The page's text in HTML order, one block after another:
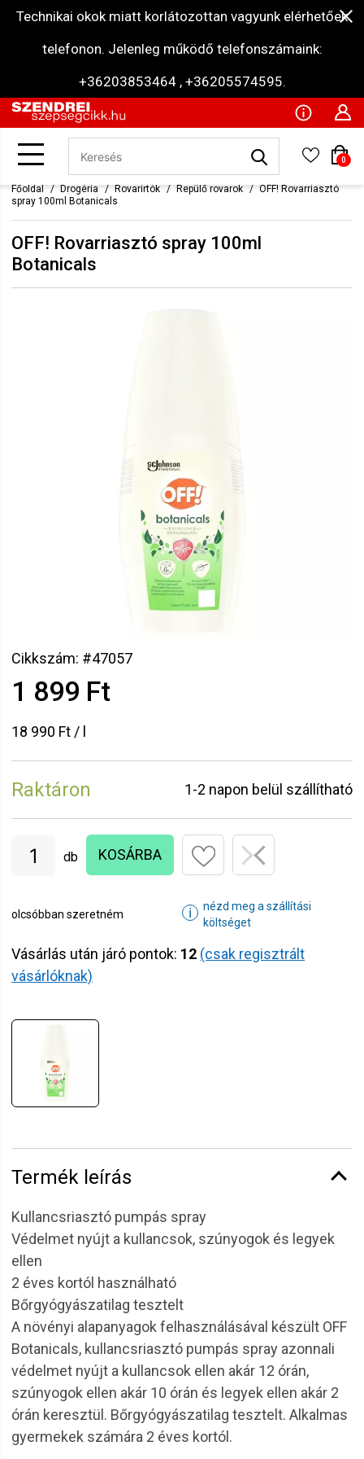
Technikai okok miatt korlátozottan vagyunk elérhetőek
telefonon. Jelenleg működő telefonszámaink:
+36203853464 , +36205574595.
0
Főoldal Drogéria Rovarírtók Repülő rovarok
OFF! Rovarriasztó
spray 100ml Botanicals
OFF! Rovarriasztó spray 100ml
Botanicals
Cikkszám: #47057
1 899 Ft
18 990 Ft / l
Raktáron 1-2 napon belül szállítható
db KOSÁRBA
olcsóbban szeretném ℹ
nézd meg a szállítási
költséget
Vásárlás után járó pontok: 12 (csak regisztrált
vásárlóknak)
Termék leírás
Kullancsriasztó pumpás spray
Védelmet nyújt a kullancsok, szúnyogok és legyek
ellen
2 éves kortól használható
Bőrgyógyászatilag tesztelt
A növényi alapanyagok felhasználásával készült OFF
Botanicals, kullancsriasztó pumpás spray azonnali
védelmet nyújt a kullancsok ellen akár 12 órán,
szúnyogok ellen akár 10 órán és legyek ellen akár 2
órán keresztül. Bőrgyógyászatilag tesztelt. Alkalmas
gyermekek számára 2 éves kortól.